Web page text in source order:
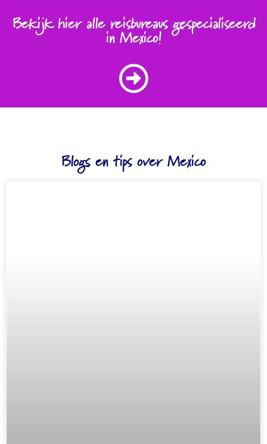
Bekijk hier alle reisbureaus gespecialiseerd
in Mexico!
Blogs en tips over Mexico